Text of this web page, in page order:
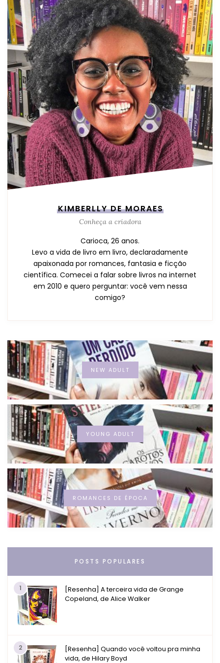
KIMBERLLY DE MORAES
Conheça a criadora
Carioca, 26 anos.
Levo a vida de livro em livro, declaradamente
apaixonada por romances, fantasia e ficção
científica. Comecei a falar sobre livros na internet
em 2010 e quero perguntar: você vem nessa
comigo?
NEW ADULT
YOUNG ADULT
ROMANCES DE ÉPOCA
POSTS POPULARES
1
[Resenha] A terceira vida de Grange
Copeland, de Alice Walker
2
[Resenha] Quando você voltou pra minha
vida, de Hilary Boyd